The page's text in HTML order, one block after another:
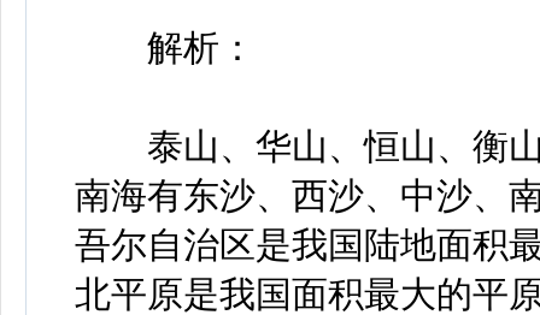
解析：
泰山、华山、恒山、衡山
南海有东沙、西沙、中沙、
吾尔自治区是我国陆地面积
北平原是我国面积最大的平